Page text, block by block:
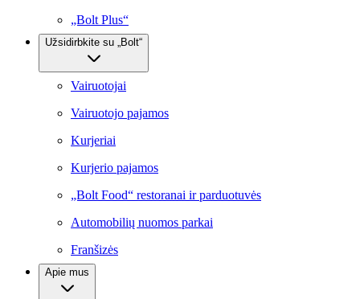
„Bolt Plus“
Užsidirbkite su „Bolt“
Vairuotojai
Vairuotojo pajamos
Kurjeriai
Kurjerio pajamos
„Bolt Food“ restoranai ir parduotuvės
Automobilių nuomos parkai
Franšizės
Apie mus